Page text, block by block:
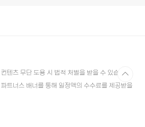
텐츠 무단 도용 시 법적 처벌을 받을 수 있습니다.
트너스 배너를 통해 일정액의 수수료를 제공받을